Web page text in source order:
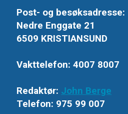
Post- og besøksadresse:
Nedre Enggate 21
6509 KRISTIANSUND
Vakttelefon: 4007 8007
Redaktør: John Berge
Telefon: 975 99 007